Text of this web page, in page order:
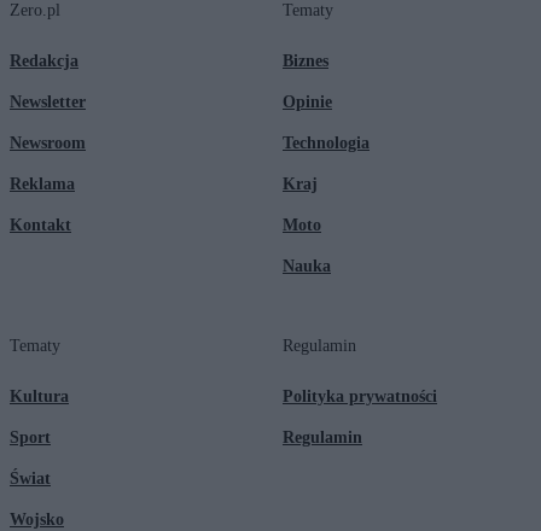
Zero.pl
Redakcja
Newsletter
Newsroom
Reklama
Kontakt
Tematy
Biznes
Opinie
Technologia
Kraj
Moto
Nauka
Tematy
Kultura
Sport
Świat
Wojsko
Regulamin
Polityka prywatności
Regulamin